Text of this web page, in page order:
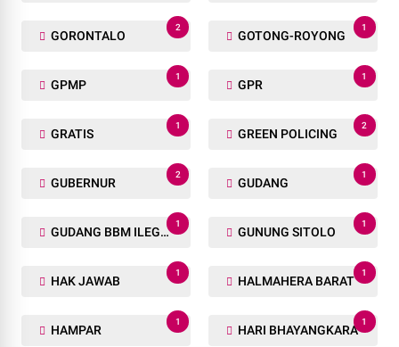
GORONTALO
2
GOTONG-ROYONG
1
GPMP
1
GPR
1
GRATIS
1
GREEN POLICING
2
GUBERNUR
2
GUDANG
1
GUDANG BBM ILEGAL
1
GUNUNG SITOLO
1
HAK JAWAB
1
HALMAHERA BARAT
1
HAMPAR
1
HARI BHAYANGKARA
1